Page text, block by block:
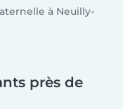
à Neuilly-
près de